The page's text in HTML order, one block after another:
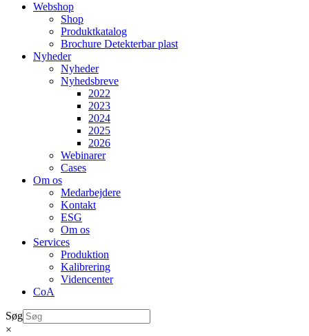
Webshop
Shop
Produktkatalog
Brochure Detekterbar plast
Nyheder
Nyheder
Nyhedsbreve
2022
2023
2024
2025
2026
Webinarer
Cases
Om os
Medarbejdere
Kontakt
ESG
Om os
Services
Produktion
Kalibrering
Videncenter
CoA
Søg
×